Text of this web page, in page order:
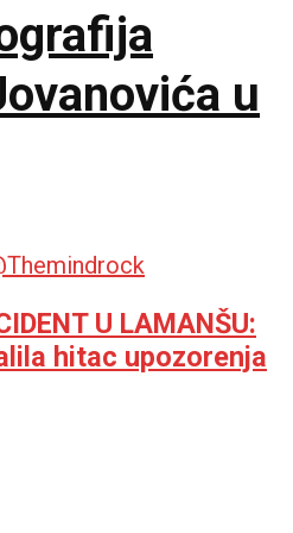
u
U LAMANŠU:
hitac upozorenja